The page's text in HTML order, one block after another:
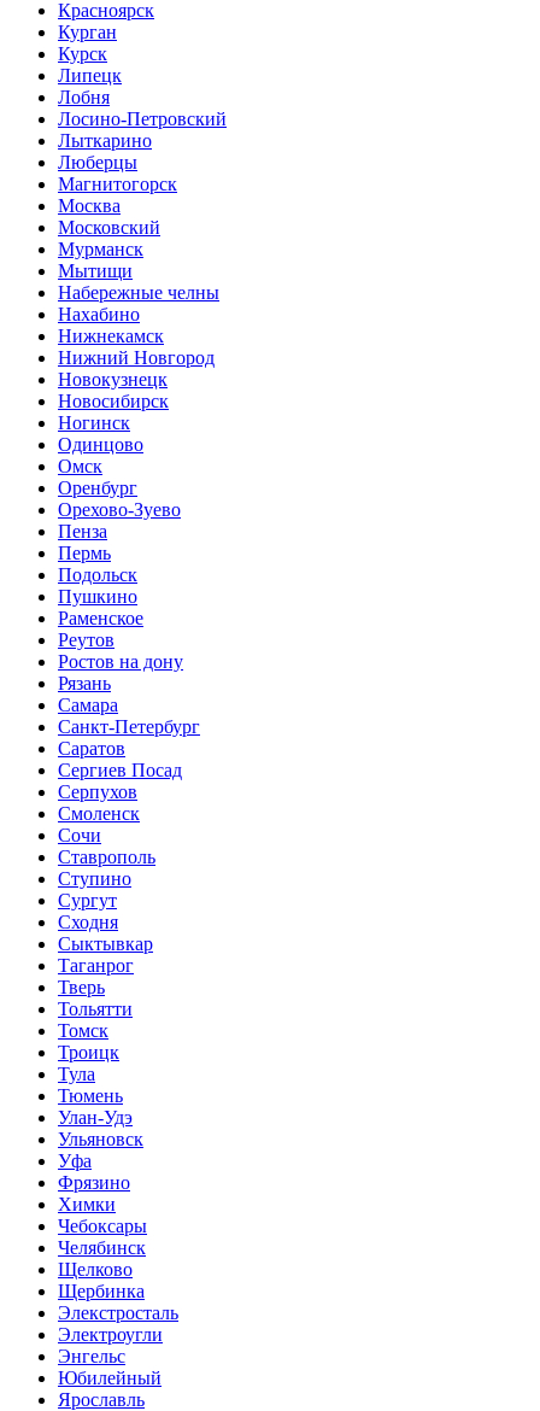
Красноярск
Курган
Курск
Липецк
Лобня
Лосино-Петровский
Лыткарино
Люберцы
Магнитогорск
Москва
Московский
Мурманск
Мытищи
Набережные челны
Нахабино
Нижнекамск
Нижний Новгород
Новокузнецк
Новосибирск
Ногинск
Одинцово
Омск
Оренбург
Орехово-Зуево
Пенза
Пермь
Подольск
Пушкино
Раменское
Реутов
Ростов на дону
Рязань
Самара
Санкт-Петербург
Саратов
Сергиев Посад
Серпухов
Смоленск
Сочи
Ставрополь
Ступино
Сургут
Сходня
Сыктывкар
Таганрог
Тверь
Тольятти
Томск
Троицк
Тула
Тюмень
Улан-Удэ
Ульяновск
Уфа
Фрязино
Химки
Чебоксары
Челябинск
Щелково
Щербинка
Элекстросталь
Электроугли
Энгельс
Юбилейный
Ярославль